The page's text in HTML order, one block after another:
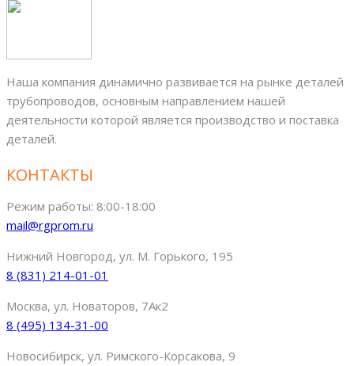
Наша компания динамично развивается на рынке деталей
трубопроводов, основным направлением нашей
деятельности которой является производство и поставка
деталей.
КОНТАКТЫ
Режим работы: 8:00-18:00
mail@rgprom.ru
Нижний Новгород, ул. М. Горького, 195
8 (831) 214-01-01
Москва, ул. Новаторов, 7Ак2
8 (495) 134-31-00
Новосибирск, ул. Римского-Корсакова, 9